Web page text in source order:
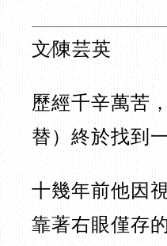
文∕陳芸英
歷經千辛萬苦
替）終於找到
十幾年前他因
靠著右眼僅存